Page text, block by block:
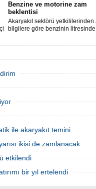
Benzine ve motorine zam
beklentisi
Akaryakıt sektörü yetkililerinden
bilgilere göre benzinin
zam yapılması bekleniyor.
ile akaryakıt temini
ikisi de zamlanacak
etkilendi
bir yıl ertelendi